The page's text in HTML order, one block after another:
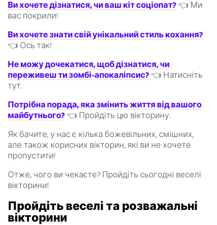
Ви хочете дізнатися, чи ваш кіт соціопат? 👈 Ми
вас покрили!
Ви хочете знати свій унікальний стиль кохання?
👈 Ось так!
Не можу дочекатися, щоб дізнатися, чи
переживеш ти зомбі-апокаліпсис? 👈 Натисніть
тут.
Потрібна порада, яка змінить життя від вашого
майбутнього? 👈 Пройдіть цю вікторину.
Як бачите, у нас є кілька божевільних, смішних,
але також корисних вікторин, які ви не хочете
пропустити!
Отже, чого ви чекаєте? Пройдіть сьогодні веселі
вікторини!
Пройдіть веселі та розважальні
вікторини